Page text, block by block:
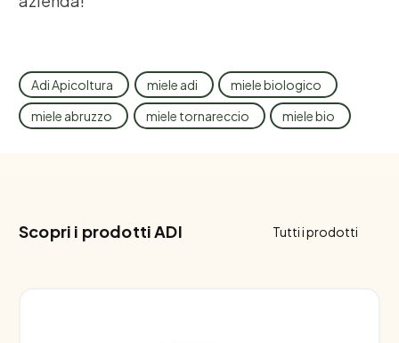
Adi Apicoltura miele adi
miele biologico
miele abruzzo
miele tornareccio miele bio
Scopri i prodotti ADI Tutti i prodotti